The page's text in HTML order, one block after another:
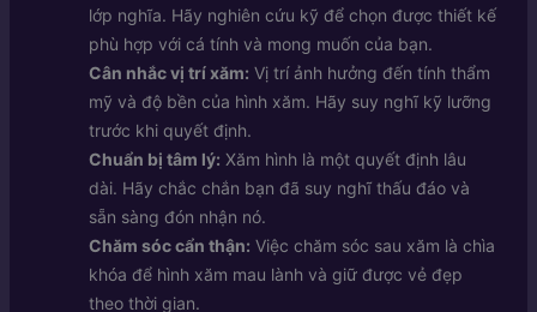
lớp nghĩa. Hãy nghiên cứu kỹ để chọn được thiết kế
phù hợp với cá tính và mong muốn của bạn.
Cân nhắc vị trí xăm: Vị trí ảnh hưởng đến tính thẩm
mỹ và độ bền của hình xăm. Hãy suy nghĩ kỹ lưỡng
trước khi quyết định.
Chuẩn bị tâm lý: Xăm hình là một quyết định lâu
dài. Hãy chắc chắn bạn đã suy nghĩ thấu đáo và
sẵn sàng đón nhận nó.
Chăm sóc cẩn thận: Việc chăm sóc sau xăm là chìa
khóa để hình xăm mau lành và giữ được vẻ đẹp
theo thời gian.